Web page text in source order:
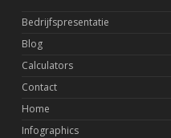
Bedrijfspresentatie
Blog
Calculators
Contact
Home
Infographics